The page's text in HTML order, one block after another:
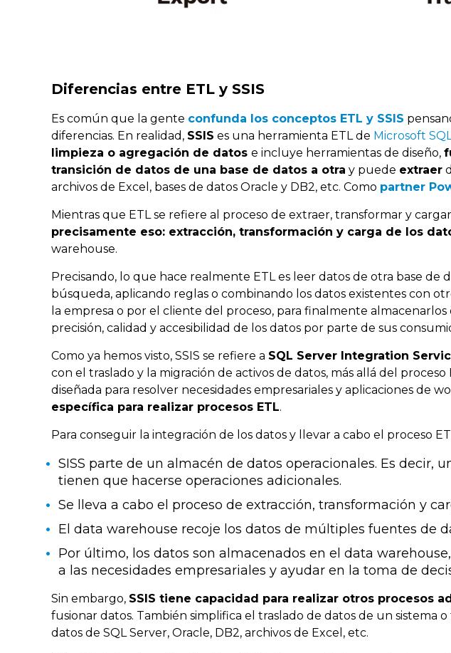
Diferencias entre ETL y SSIS
Es común que la gente confunda los conceptos ETL y SSIS
diferencias. En realidad, SSIS es una herramienta ETL de Microsoft
limpieza o agregación de datos e incluye herramientas de diseño,
transición de datos de una base de datos a otra y puede extraer
archivos de Excel, bases de datos Oracle y DB2, etc. Como partner
Mientras que ETL se refiere al proceso de extraer, transformar y
precisamente eso: extracción, transformación y carga de los
warehouse.
Precisando, lo que hace realmente ETL es leer datos de otra base
búsqueda, aplicando reglas o combinando los datos existentes con
la empresa o por el cliente del proceso, para finalmente
precisión, calidad y accesibilidad de los datos por parte de sus
Como ya hemos visto, SSIS se refiere a SQL Server Integration
con el traslado y la migración de activos de datos, más allá del proceso
diseñada para resolver necesidades empresariales y aplicaciones de
específica para realizar procesos ETL.
Para conseguir la integración de los datos y llevar a cabo el proceso
SISS parte de un almacén de datos operacionales. Es decir,
tienen que hacerse operaciones adicionales.
Se lleva a cabo el proceso de extracción, transformación y
El data warehouse recoje los datos de múltiples fuentes de
Por último, los datos son almacenados en el data
a las necesidades empresariales y ayudar en la toma de
Sin embargo, SSIS tiene capacidad para realizar otros procesos
fusionar datos. También simplifica el traslado de datos de un
datos de SQL Server, Oracle, DB2, archivos de Excel, etc.